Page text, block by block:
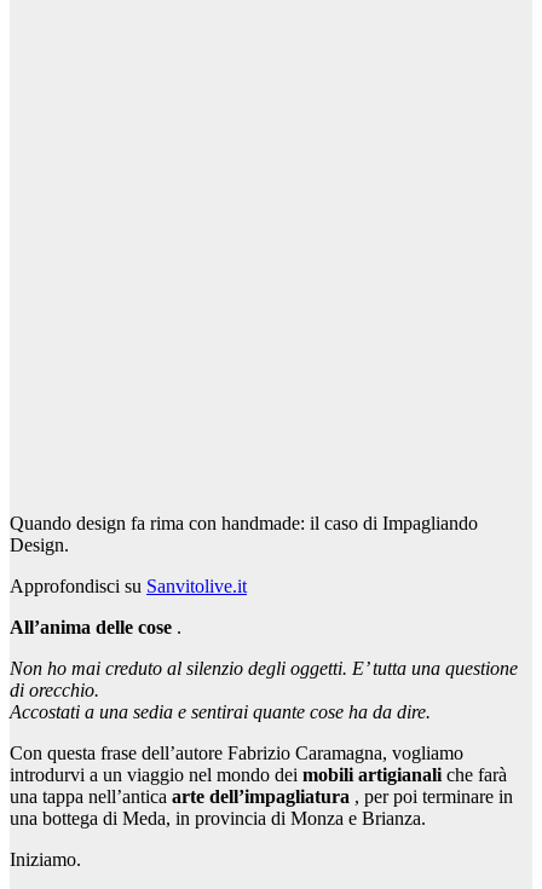
Quando design fa rima con handmade: il caso di Impagliando
Design.
Approfondisci su Sanvitolive.it
All’anima delle cose .
Non ho mai creduto al silenzio degli oggetti. E’ tutta una questione
di orecchio.
Accostati a una sedia e sentirai quante cose ha da dire.
Con questa frase dell’autore Fabrizio Caramagna, vogliamo
introdurvi a un viaggio nel mondo dei mobili artigianaliche farà
una tappa nell’antica arte dell’impagliatura , per poi terminare in
una bottega di Meda, in provincia di Monza e Brianza.
Iniziamo.